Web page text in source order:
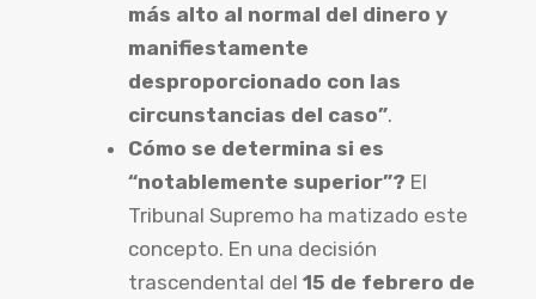
más alto al normal del dinero y
manifiestamente
desproporcionado con las
circunstancias del caso”.
Cómo se determina si es
“notablemente superior”? El
Tribunal Supremo ha matizado este
concepto. En una decisión
trascendental del 15 de febrero de